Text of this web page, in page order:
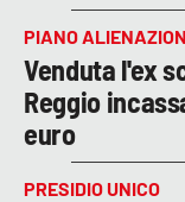
PIANO
Venduta l'ex
Reggio
euro
PRESIDIO UNICO